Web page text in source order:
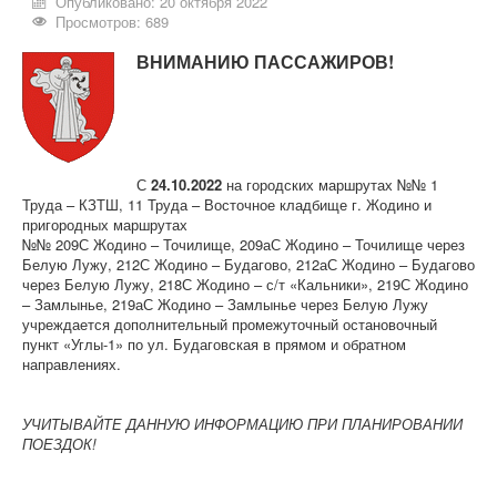
Портал перевозчиков
Контрольно-ревизорская служба
Карта сайта
Просмотров: 689
ВНИМАНИЮ ПАССАЖИРОВ!
С 24.10.2022 на городских маршрутах №№ 1
Труда – КЗТШ, 11 Труда – Восточное кладбище г. Жодино и
пригородных маршрутах
№№ 209С Жодино – Точилище, 209аС Жодино – Точилище через
Белую Лужу, 212С Жодино – Будагово, 212аС Жодино – Будагово
через Белую Лужу, 218С Жодино – с/т «Кальники», 219С Жодино
– Замлынье, 219аС Жодино – Замлынье через Белую Лужу
учреждается дополнительный промежуточный остановочный
пункт «Углы-1» по ул. Будаговская в прямом и обратном
направлениях.
УЧИТЫВАЙТЕ ДАННУЮ ИНФОРМАЦИЮ ПРИ ПЛАНИРОВАНИИ
ПОЕЗДОК!